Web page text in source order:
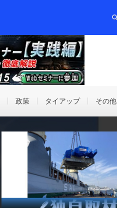
政策 タイアップ その他